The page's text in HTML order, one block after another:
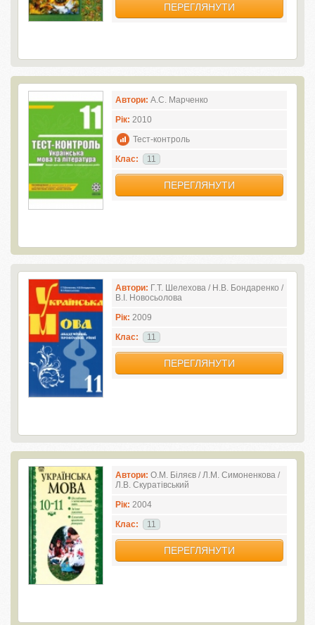
ПЕРЕГЛЯНУТИ
Автори: А.С. Марченко
Рік: 2010
Тест-контроль
Клас:
11
ПЕРЕГЛЯНУТИ
Автори: Г.Т. Шелехова / Н.В. Бондаренко /
В.І. Новосьолова
Рік: 2009
Клас:
11
ПЕРЕГЛЯНУТИ
Автори: О.М. Біляєв / Л.М. Симоненкова /
Л.В. Скуратівський
Рік: 2004
Клас:
11
ПЕРЕГЛЯНУТИ